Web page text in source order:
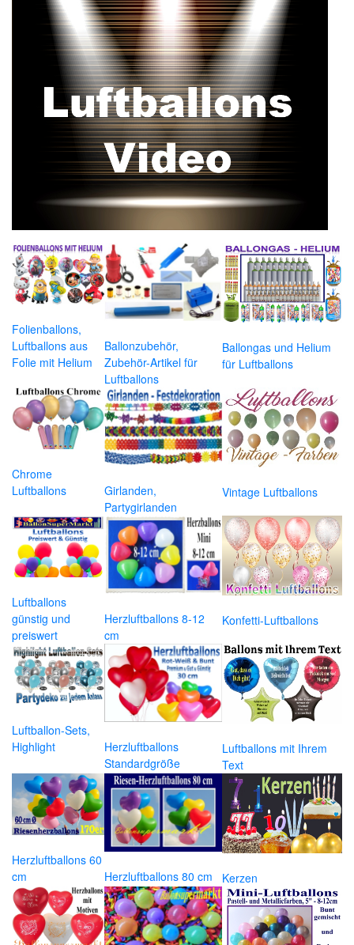
Folienballons,
Luftballons aus
Folie mit Helium
Ballonzubehör,
Zubehör-Artikel für
Luftballons
Ballongas und Helium
für Luftballons
Chrome
Luftballons
Girlanden,
Partygirlanden
Vintage Luftballons
Luftballons
günstig und
preiswert
Herzluftballons 8-12
cm
Konfetti-Luftballons
Luftballon-Sets,
Highlight
Herzluftballons
Standardgröße
Luftballons mit Ihrem
Text
Herzluftballons 60
cm
Herzluftballons 80 cm Kerzen